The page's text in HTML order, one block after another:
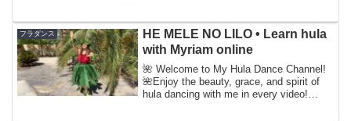
フラダンス
HE MELE NO LILO • Learn hula
with Myriam online
🌺 Welcome to My Hula Dance Channel!
🌺Enjoy the beauty, grace, and spirit of
hula dancing with me in every video!